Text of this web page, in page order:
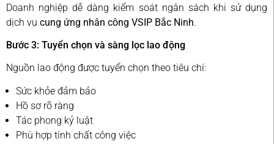
Doanh nghiệp dễ dàng kiểm soát ngân sách khi sử dụng
dịch vụ cung ứng nhân công VSIP Bắc Ninh.
Bước 3: Tuyển chọn và sàng lọc lao động
Nguồn lao động được tuyển chọn theo tiêu chí:
Sức khỏe đảm bảo
Hồ sơ rõ ràng
Tác phong kỷ luật
Phù hợp tính chất công việc